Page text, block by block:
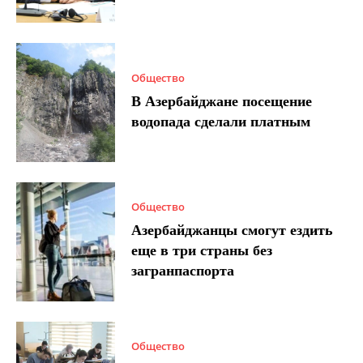
Общество
В Азербайджане посещение
водопада сделали платным
Общество
Азербайджанцы смогут ездить
еще в три страны без
загранпаспорта
Общество